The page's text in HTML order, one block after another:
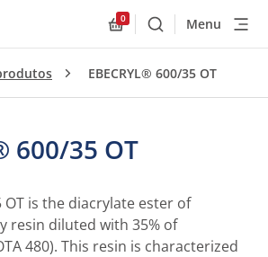
0
BuscarMenu
EBECRYL® 600/35 OT
600/35 OT
OT is the diacrylate ester of
resin diluted with 35% of
480). This resin is characterized